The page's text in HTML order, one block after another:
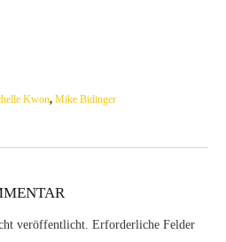
Kwon, Mike Bidinger
veröffentlicht. Erforderliche Felder